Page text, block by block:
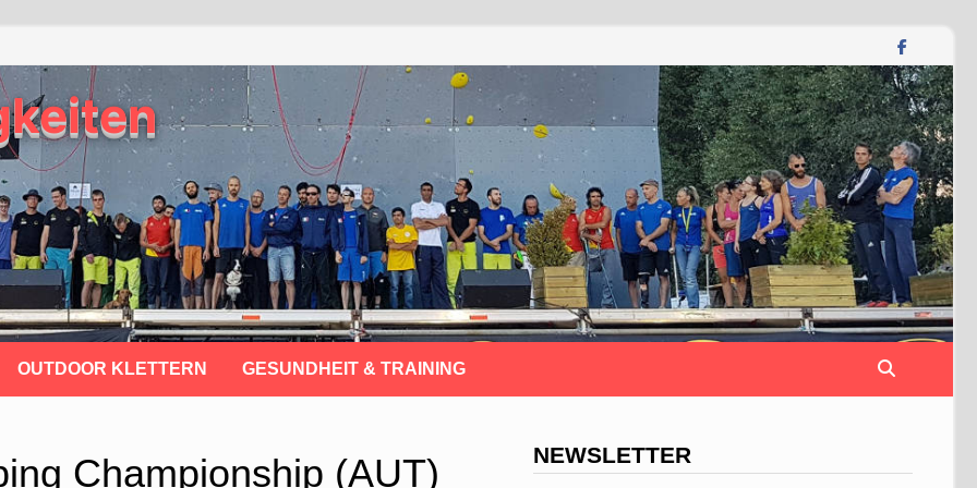
OUTDOOR KLETTERN GESUNDHEIT & TRAINING
Championship (AUT) NEWSLETTER